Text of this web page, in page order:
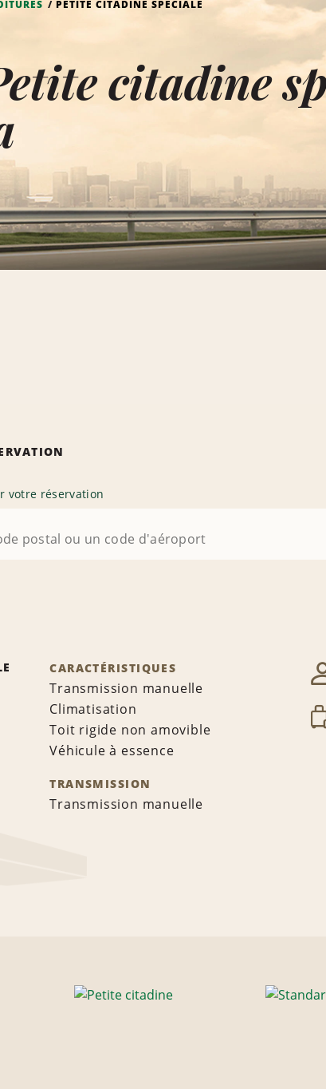
PETITE CITADINE SPÉCIALE
citadine
votre réservation
CARACTÉRISTIQUES
Transmission manuelle
Climatisation
Toit rigide non amovible
Véhicule à essence
TRANSMISSION
Transmission manuelle